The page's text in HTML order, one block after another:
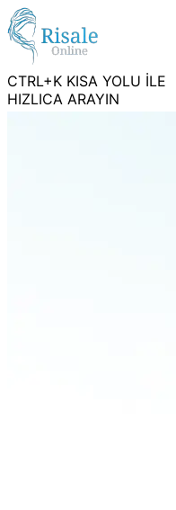
CTRL+K KISA YOLU İLE
HIZLICA ARAYIN